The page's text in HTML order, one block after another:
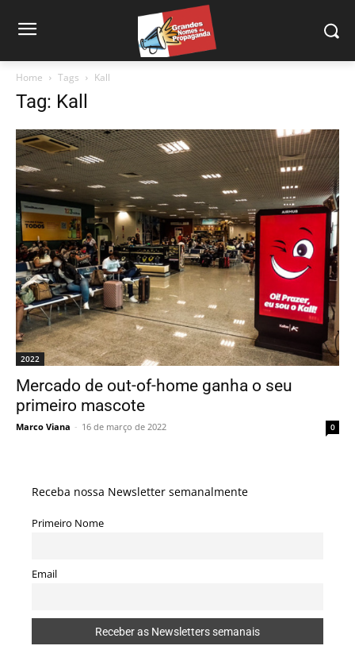
Home Tags Kall
Tag: Kall
2022
Mercado de out-of-home ganha o seu
primeiro mascote
Marco Viana - 16 de março de 2022 0
Receba nossa Newsletter semanalmente
Primeiro Nome
Email